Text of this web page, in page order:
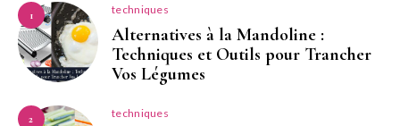
1 techniques
Alternatives à la Mandoline :
Techniques et Outils pour Trancher
Vos Légumes
2 techniques